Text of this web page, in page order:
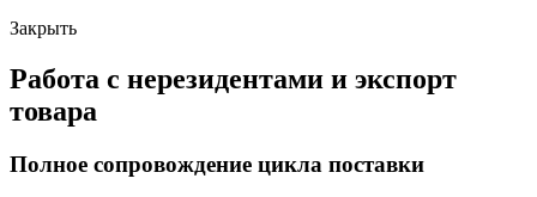
Закрыть
Работа с нерезидентами и экспорт
товара
Полное сопровождение цикла поставки